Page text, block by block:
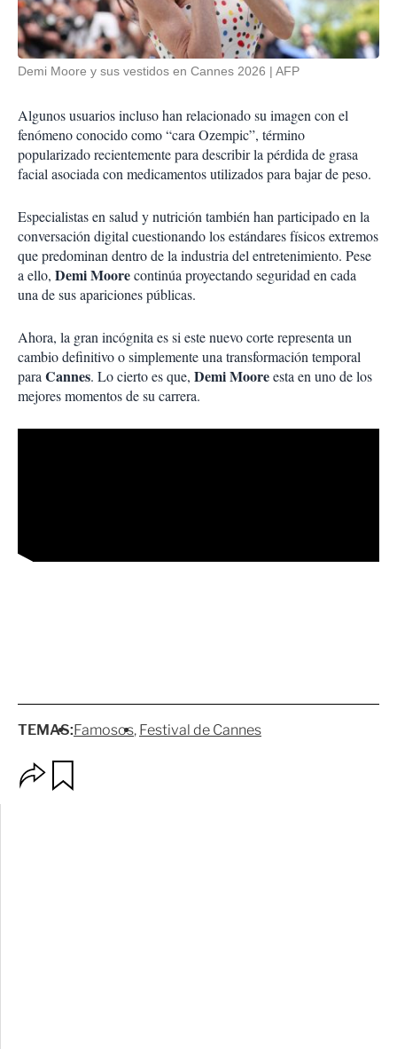
Demi Moore y sus vestidos en Cannes 2026 AFP
Algunos usuarios incluso han relacionado su imagen con el
fenómeno conocido como “cara Ozempic”, término
popularizado recientemente para describir la pérdida de grasa
facial asociada con medicamentos utilizados para bajar de peso.
Especialistas en salud y nutrición también han participado en la
conversación digital cuestionando los estándares físicos extremos
que predominan dentro de la industria del entretenimiento. Pese
a ello, Demi Moorecontinúa proyectando seguridad en cada
una de sus apariciones públicas.
Ahora, la gran incógnita es si este nuevo corte representa un
cambio definitivo o simplemente una transformación temporal
paraCannes. Lo cierto es que, Demi Mooreesta en uno de los
mejores momentos de su carrera.
TEMAS:Famosos Festival de Cannes
p